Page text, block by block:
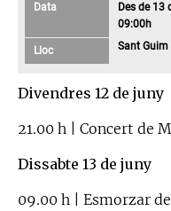
Data
Des de 13
09:00h
Lloc Sant
Divendres 12 de juny
21.00 h | Concert de
Dissabte 13 de juny
09.00 h | Esmorzar